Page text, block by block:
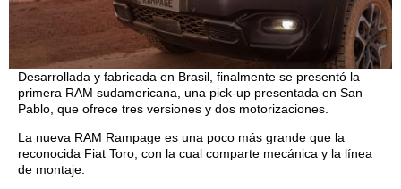
Desarrollada y fabricada en Brasil, finalmente se presentó la
primera RAM sudamericana, una pick-up presentada en San
Pablo, que ofrece tres versiones y dos motorizaciones.
La nueva RAM Rampage es una poco más grande que la
reconocida Fiat Toro, con la cual comparte mecánica y la línea
de montaje.